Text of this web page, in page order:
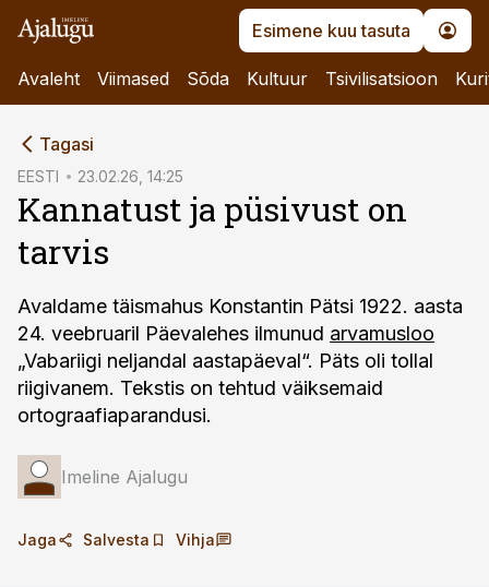
Esimene kuu tasuta
Avaleht Viimased Sõda Kultuur Tsivilisatsioon
Tagasi
EESTI 23.02.26, 14:25
Kannatust ja püsivust on
tarvis
Avaldame täismahus Konstantin Pätsi 1922. aasta
24. veebruaril Päevalehes ilmunud arvamusloo
„Vabariigi neljandal aastapäeval“. Päts oli tollal
riigivanem. Tekstis on tehtud väiksemaid
ortograafiaparandusi.
Imeline Ajalugu
Jaga Salvesta Vihja